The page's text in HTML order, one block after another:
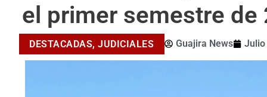
el primer semestre de
DESTACADAS, JUDICIALES Guajira News Julio